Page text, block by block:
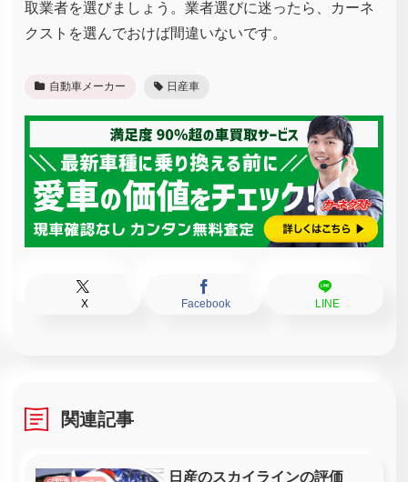
取業者を選びましょう。業者選びに迷ったら、カーネ
クストを選んでおけば間違いないです。
自動車メーカー 日産車
X Facebook LINE
関連記事
日産のスカイラインの評価